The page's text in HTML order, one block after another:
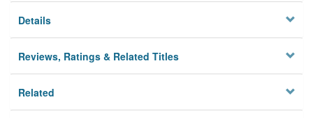
Details
Reviews, Ratings & Related Titles
Related